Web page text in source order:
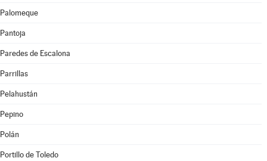
Palomeque
Pantoja
Paredes de Escalona
Parrillas
Pelahustán
Pepino
Polán
Portillo de Toledo